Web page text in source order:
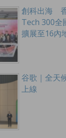
創科出海
Tech 300全
擴展至16內
谷歌｜全天
上線